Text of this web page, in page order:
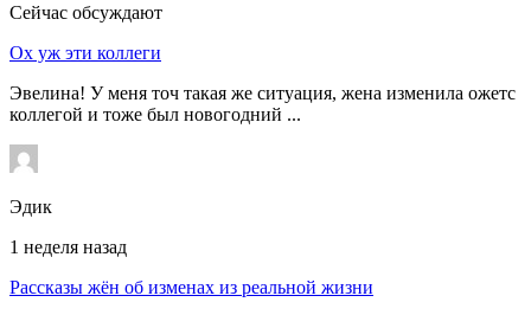
Сейчас обсуждают
Ох уж эти коллеги
Эвелина! У меня точ такая же ситуация, жена изменила ожетс
коллегой и тоже был новогодний ...
Эдик
1 неделя назад
Рассказы жён об изменах из реальной жизни